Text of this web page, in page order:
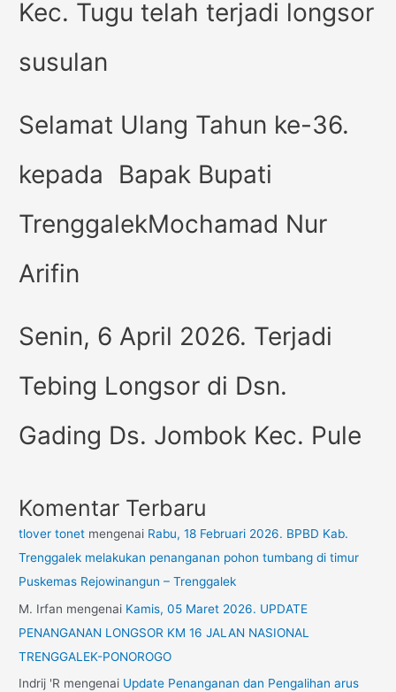
Kec. Tugu telah terjadi longsor
susulan
Selamat Ulang Tahun ke-36.
kepada Bapak Bupati
TrenggalekMochamad Nur
Arifin
Senin, 6 April 2026. Terjadi
Tebing Longsor di Dsn.
Gading Ds. Jombok Kec. Pule
Komentar Terbaru
tlover tonet mengenai Rabu, 18 Februari 2026. BPBD Kab.
Trenggalek melakukan penanganan pohon tumbang di timur
Puskemas Rejowinangun – Trenggalek
M. Irfan mengenai Kamis, 05 Maret 2026. UPDATE
PENANGANAN LONGSOR KM 16 JALAN NASIONAL
TRENGGALEK-PONOROGO
Indrij 'R mengenai Update Penanganan dan Pengalihan arus